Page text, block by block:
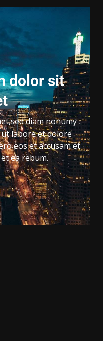
dolor sit
diam nonumy
labore et dolore
eos et accusam et
ea rebum.